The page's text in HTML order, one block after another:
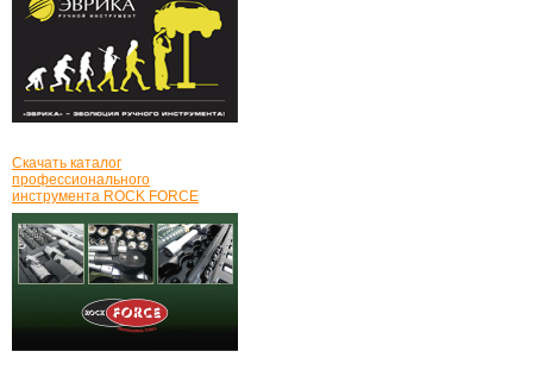
Скачать каталог
профессионального
инструмента ROCK FORCE